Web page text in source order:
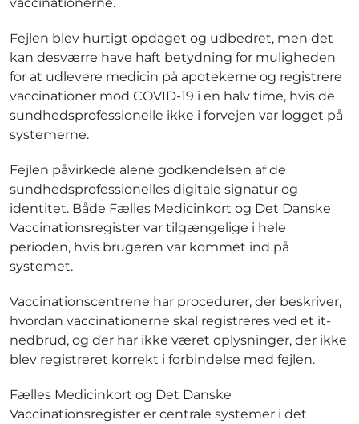
Fejlen blev hurtigt opdaget og udbedret, men det
kan desværre have haft betydning for muligheden
for at udlevere medicin på apotekerne og registrere
vaccinationer mod COVID-19 i en halv time, hvis de
sundhedsprofessionelle ikke i forvejen var logget på
systemerne.
Fejlen påvirkede alene godkendelsen af de
sundhedsprofessionelles digitale signatur og
identitet. Både Fælles Medicinkort og Det Danske
Vaccinationsregister var tilgængelige i hele
perioden, hvis brugeren var kommet ind på
systemet.
Vaccinationscentrene har procedurer, der beskriver,
hvordan vaccinationerne skal registreres ved et it-
nedbrud, og der har ikke været oplysninger, der ikke
blev registreret korrekt i forbindelse med fejlen.
Fælles Medicinkort og Det Danske
Vaccinationsregister er centrale systemer i det